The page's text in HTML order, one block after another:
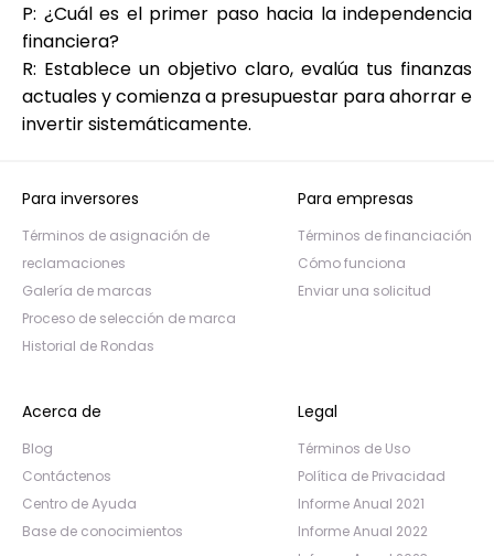
P: ¿Cuál es el primer paso hacia la independencia
financiera?
R: Establece un objetivo claro, evalúa tus finanzas
actuales y comienza a presupuestar para ahorrar e
invertir sistemáticamente.
Para inversores
Términos de asignación de
reclamaciones
Galería de marcas
Proceso de selección de marca
Historial de Rondas
Para empresas
Términos de financiación
Cómo funciona
Enviar una solicitud
Acerca de
Blog
Contáctenos
Centro de Ayuda
Base de conocimientos
Legal
Términos de Uso
Política de Privacidad
Informe Anual 2021
Informe Anual 2022